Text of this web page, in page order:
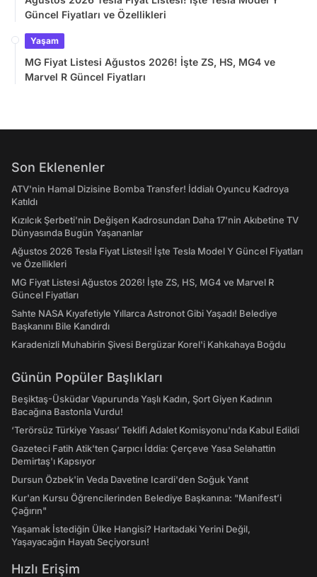
Güncel Fiyatları ve Özellikleri
Yaşam
MG Fiyat Listesi Ağustos 2026! İşte ZS, HS, MG4 ve
Marvel R Güncel Fiyatları
Son Eklenenler
ATV'nin Hamal Dizisine Bomba Transfer! İddialı Oyuncu Kadroya
Katıldı
Kızılcık Şerbeti'nin Değişen Kadrosundan Daha 17'nin Akıbetine TV
Dünyasında Bugün Yaşananlar
Ağustos 2026 Tesla Fiyat Listesi! İşte Tesla Model Y Güncel Fiyatları
ve Özellikleri
MG Fiyat Listesi Ağustos 2026! İşte ZS, HS, MG4 ve Marvel R
Güncel Fiyatları
Sahte NASA Kıyafetiyle Yıllarca Astronot Gibi Yaşadı! Belediye
Başkanını Bile Kandırdı
Karadenizli Muhabirin Şivesi Bergüzar Korel'i Kahkahaya Boğdu
Günün Popüler Başlıkları
Beşiktaş-Üsküdar Vapurunda Yaşlı Kadın, Şort Giyen Kadının
Bacağına Bastonla Vurdu!
‘Terörsüz Türkiye Yasası’ Teklifi Adalet Komisyonu'nda Kabul Edildi
Gazeteci Fatih Atik'ten Çarpıcı İddia: Çerçeve Yasa Selahattin
Demirtaş'ı Kapsıyor
Dursun Özbek'in Veda Davetine Icardi'den Soğuk Yanıt
Kur'an Kursu Öğrencilerinden Belediye Başkanına: "Manifest’i
Çağırın"
Yaşamak İstediğin Ülke Hangisi? Haritadaki Yerini Değil,
Yaşayacağın Hayatı Seçiyorsun!
Hızlı Erişim